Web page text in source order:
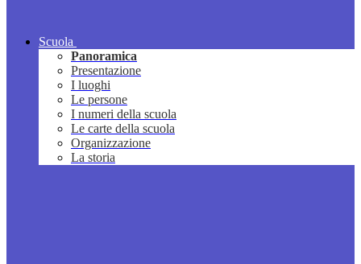
Scuola
Panoramica
Presentazione
I luoghi
Le persone
I numeri della scuola
Le carte della scuola
Organizzazione
La storia